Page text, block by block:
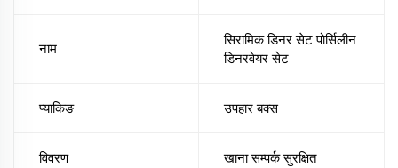
नाम
सिरामिक डिनर सेट पोर्सिलीन
डिनरवेयर सेट
प्याकिङ उपहार बक्स
विवरण खाना सम्पर्क सुरक्षित